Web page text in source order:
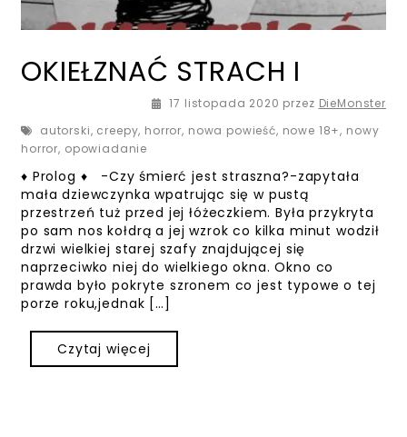
OKIEŁZNAĆ STRACH I
17 listopada 2020 przez DieMonster
autorski, creepy, horror, nowa powieść, nowe 18+, nowy
horror, opowiadanie
♦ Prolog ♦ -Czy śmierć jest straszna?-zapytała
mała dziewczynka wpatrując się w pustą
przestrzeń tuż przed jej łóżeczkiem. Była przykryta
po sam nos kołdrą a jej wzrok co kilka minut wodził
drzwi wielkiej starej szafy znajdującej się
naprzeciwko niej do wielkiego okna. Okno co
prawda było pokryte szronem co jest typowe o tej
porze roku,jednak […]
Czytaj więcej